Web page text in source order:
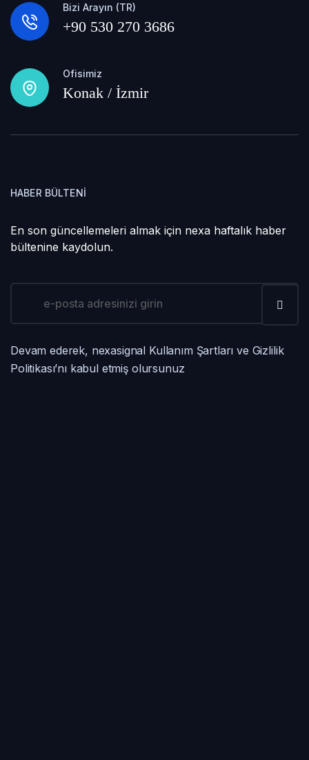
Bizi Arayın (TR)
+90 530 270 3686
Ofisimiz
Konak / İzmir
HABER BÜLTENI
En son güncellemeleri almak için nexa haftalık haber
bültenine kaydolun.
Devam ederek, nexasignal Kullanım Şartları ve Gizlilik
Politikası’nı kabul etmiş olursunuz